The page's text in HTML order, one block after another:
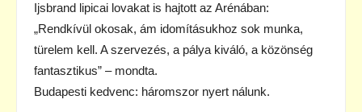
Ijsbrand lipicai lovakat is hajtott az Arénában:
„Rendkívül okosak, ám idomításukhoz sok munka,
türelem kell. A szervezés, a pálya kiváló, a közönség
fantasztikus” – mondta.
Budapesti kedvenc: háromszor nyert nálunk.